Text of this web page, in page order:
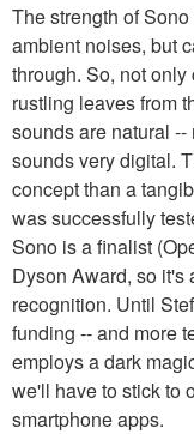
The strength of
ambient noises, but
through. So, not
rustling leaves from
sounds are natural
sounds very digital.
concept than a
was successfully
Sono is a finalist
Dyson Award, so it's
recognition. Until
funding -- and more
employs a dark
we'll have to stick to
smartphone apps.